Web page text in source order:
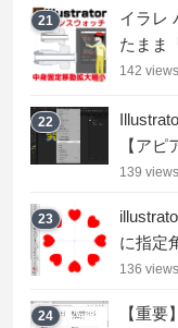
21
イラレ
たまま
142 views
22
【ア
139 views
23
に指定
136 views
24
【重